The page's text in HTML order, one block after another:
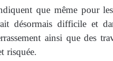
que même pour
désormais difficile et
ainsi que des
risquée.